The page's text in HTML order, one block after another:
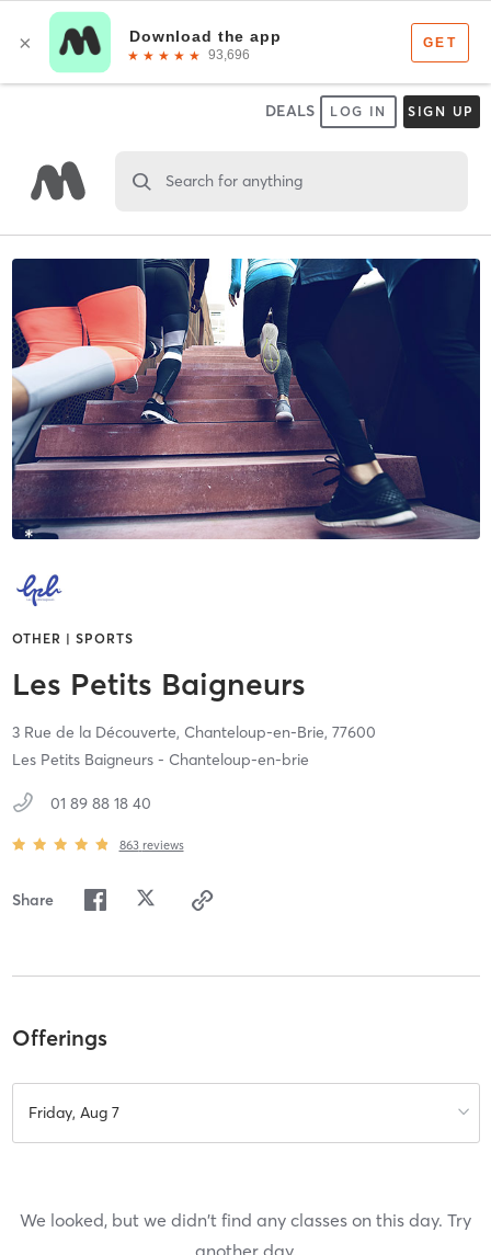
DEALS LOG IN SIGN UP
Search for anything
OTHER | SPORTS
Les Petits Baigneurs
3 Rue de la Découverte, Chanteloup-en-Brie, 77600
Les Petits Baigneurs - Chanteloup-en-brie
01 89 88 18 40
863 reviews
Share
Offerings
Friday, Aug 7
We looked, but we didn't find any classes on this day. Try